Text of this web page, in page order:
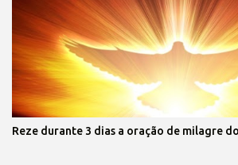
Reze durante 3 dias a oração de milagre